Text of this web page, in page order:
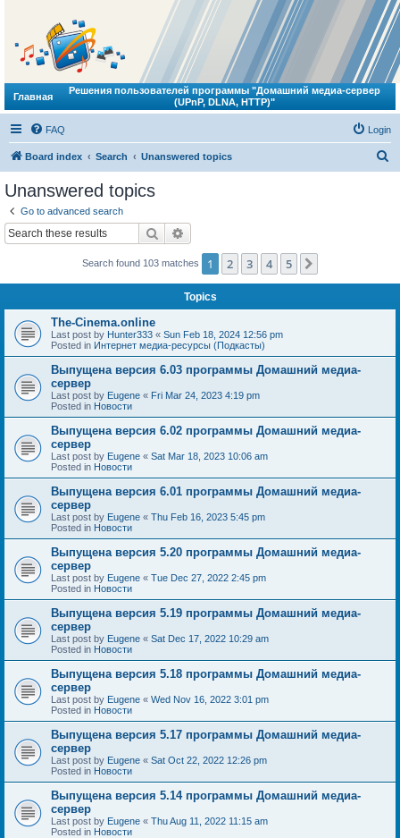
Главная
Решения пользователей программы "Домашний медиа-сервер
(UPnP, DLNA, HTTP)"
FAQ Login
Board index Search Unanswered topics
Unanswered topics
Go to advanced search
Search
Search found 103 matches 1 2 3 4 5
Topics
The-Cinema.online
Last post by Hunter333 « Sun Feb 18, 2024 12:56 pm
Posted in Интернет медиа-ресурсы (Подкасты)
Выпущена версия 6.03 программы Домашний медиа-
сервер
Last post by Eugene « Fri Mar 24, 2023 4:19 pm
Posted in Новости
Выпущена версия 6.02 программы Домашний медиа-
сервер
Last post by Eugene « Sat Mar 18, 2023 10:06 am
Posted in Новости
Выпущена версия 6.01 программы Домашний медиа-
сервер
Last post by Eugene « Thu Feb 16, 2023 5:45 pm
Posted in Новости
Выпущена версия 5.20 программы Домашний медиа-
сервер
Last post by Eugene « Tue Dec 27, 2022 2:45 pm
Posted in Новости
Выпущена версия 5.19 программы Домашний медиа-
сервер
Last post by Eugene « Sat Dec 17, 2022 10:29 am
Posted in Новости
Выпущена версия 5.18 программы Домашний медиа-
сервер
Last post by Eugene « Wed Nov 16, 2022 3:01 pm
Posted in Новости
Выпущена версия 5.17 программы Домашний медиа-
сервер
Last post by Eugene « Sat Oct 22, 2022 12:26 pm
Posted in Новости
Выпущена версия 5.14 программы Домашний медиа-
сервер
Last post by Eugene « Thu Aug 11, 2022 11:15 am
Posted in Новости